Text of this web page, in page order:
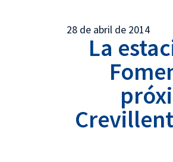
28 de abril de 2014
La